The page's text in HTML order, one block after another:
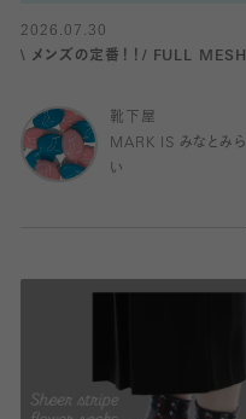
2026.07.30
\ メンズの定番！！/ FULL MESH
靴下屋
MARK IS みなとみら
い